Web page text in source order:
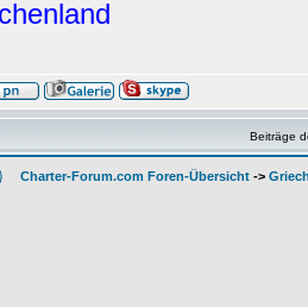
Beiträge
Charter-Forum.com Foren-Übersicht ->